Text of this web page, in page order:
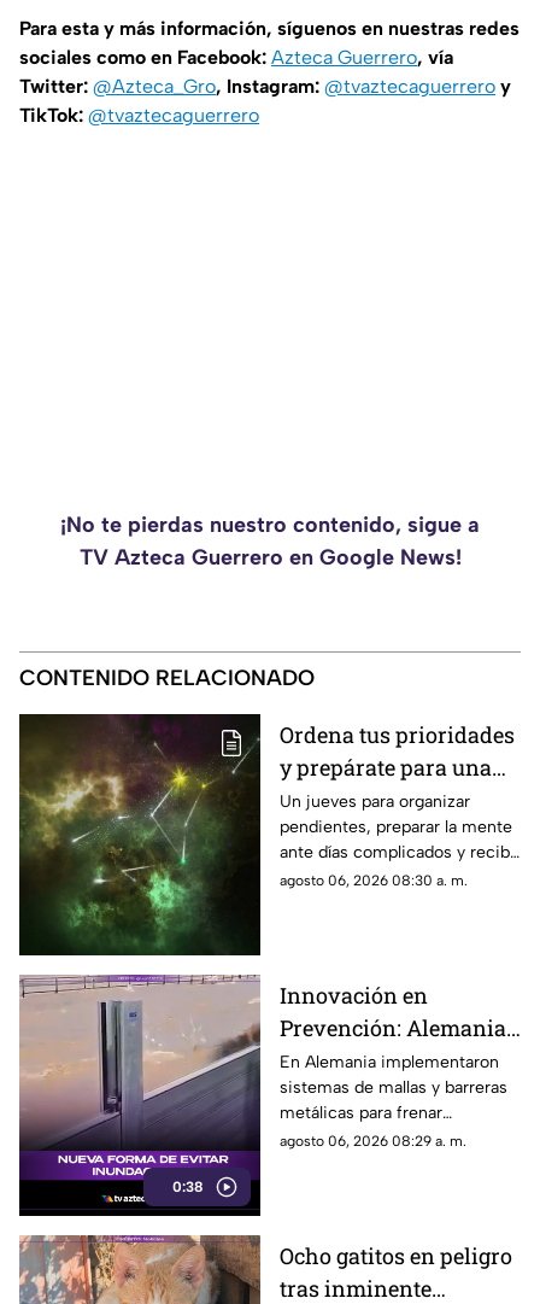
Para esta y más información, síguenos en nuestras redes
sociales como en Facebook: Azteca Guerrero, vía
Twitter: @Azteca_Gro, Instagram: @tvaztecaguerrero y
TikTok: @tvaztecaguerrero
¡No te pierdas nuestro contenido, sigue a
TV Azteca Guerrero en Google News!
CONTENIDO RELACIONADO
Ordena tus prioridades
y prepárate para una
sorpresa muy positiva
Un jueves para organizar
pendientes, preparar la mente
ante días complicados y recibir
una buena noticia que
agosto 06, 2026 08:30 a. m.
0:38
Innovación en
Prevención: Alemania
Implementa Barreras
Metálicas contra
Inundaciones
En Alemania implementaron
sistemas de mallas y barreras
metálicas para frenar
inundaciones, lodo y
agosto 06, 2026 08:29 a. m.
Ocho gatitos en peligro
tras inminente